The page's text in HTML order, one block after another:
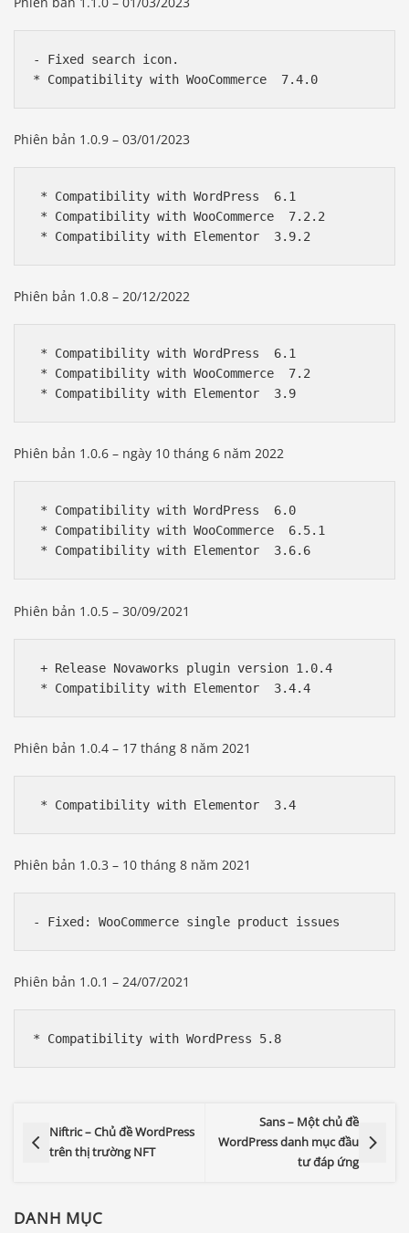
- Fixed search icon.
Phiên bản 1.0.9 – 03/01/2023
* Compatibility with WordPress  6.1
* Compatibility with WooCommerce  7.2.2
Phiên bản 1.0.8 – 20/12/2022
* Compatibility with WordPress  6.1
* Compatibility with WooCommerce  7.2
Phiên bản 1.0.6 – ngày 10 tháng 6 năm 2022
* Compatibility with WordPress  6.0
* Compatibility with WooCommerce  6.5.1
Phiên bản 1.0.5 – 30/09/2021
+ Release Novaworks plugin version 1.0.4
Phiên bản 1.0.4 – 17 tháng 8 năm 2021
Phiên bản 1.0.3 – 10 tháng 8 năm 2021
Phiên bản 1.0.1 – 24/07/2021
Niftric – Chủ đề WordPress
trên thị trường NFT
Sans – Một chủ đề
WordPress danh mục đầu
tư đáp ứng
DANH MỤC